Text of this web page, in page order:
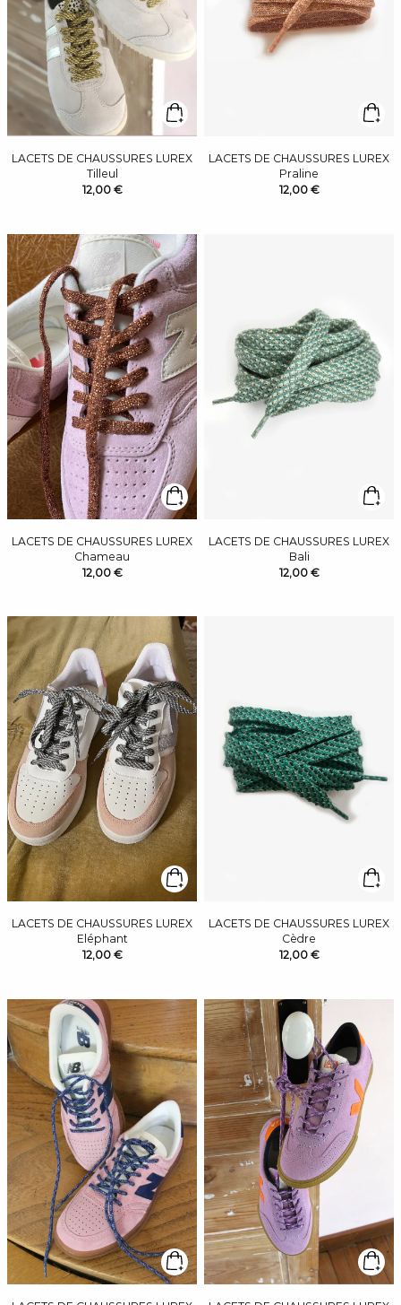
LACETS DE CHAUSSURES LUREX
Tilleul
12,00 €
LACETS DE CHAUSSURES LUREX
Praline
12,00 €
LACETS DE CHAUSSURES LUREX
Chameau
12,00 €
LACETS DE CHAUSSURES LUREX
Bali
12,00 €
LACETS DE CHAUSSURES LUREX
Eléphant
12,00 €
LACETS DE CHAUSSURES LUREX
Cèdre
12,00 €